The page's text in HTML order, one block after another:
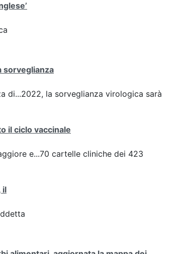
sorveglianza
di...2022, la sorveglianza virologica sarà
il ciclo vaccinale
e...70 cartelle cliniche dei 423
il